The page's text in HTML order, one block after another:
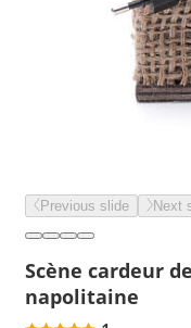
Previous slide Next
Scène cardeur
napolitaine